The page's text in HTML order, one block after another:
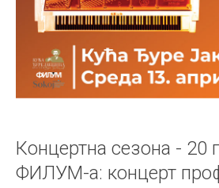
Концертна сезона - 20
ФИЛУМ-а: концерт